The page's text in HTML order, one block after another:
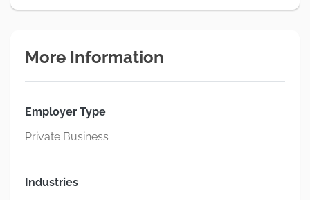
More Information
Employer Type
Private Business
Industries